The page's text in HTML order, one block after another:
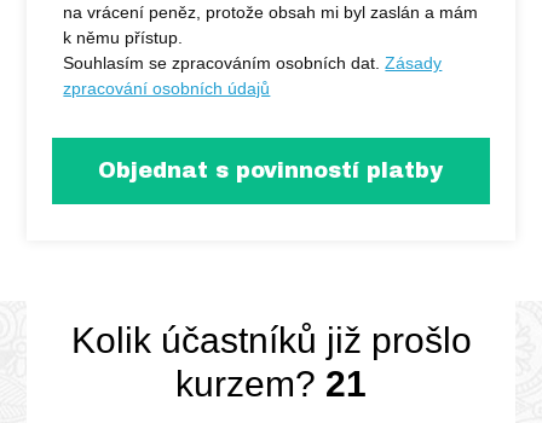
na vrácení peněz, protože obsah mi byl zaslán a mám
k němu přístup.
Souhlasím se zpracováním osobních dat.Zásady
zpracování osobních údajů
Objednat s povinností platby
Kolik účastníků již prošlo
kurzem? 21